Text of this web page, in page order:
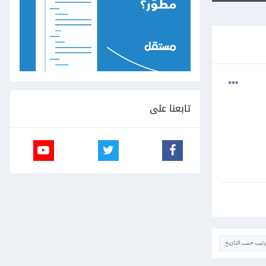
حسب التاريخ
تابعنا على